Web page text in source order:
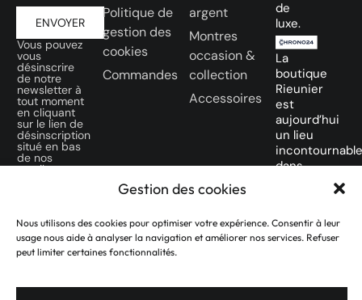
Gestion des cookies
Nous utilisons des cookies pour optimiser votre expérience. Consentir à leur
usage nous aide à analyser la navigation et améliorer nos services. Refuser
peut limiter certaines fonctionnalités.
ENVOYER
Vous pouvez
vous
désinscrire
de notre
newsletter à
tout moment
en cliquant
sur le lien de
désinscription
situé en bas
de nos
emails.
NOS
RÉSEAUX
SOCIAUX
Politique de
gestion des
cookies
Commandes
argent
Montres
occasion &
collection
Accessoires
de
luxe.
La
boutique
Rieunier
est
aujourd’hui
un lieu
incontournable
dans
amateurs
de